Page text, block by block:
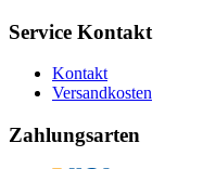
Service Kontakt
Kontakt
Versandkosten
Zahlungsarten